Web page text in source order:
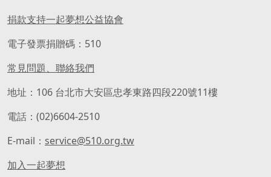
捐款支持一起夢想公益協會
電子發票捐贈碼：510
常見問題、聯絡我們
地址：106 台北市大安區忠孝東路四段220號11樓
電話：(02)6604-2510
E-mail： service@510.org.tw
加入一起夢想